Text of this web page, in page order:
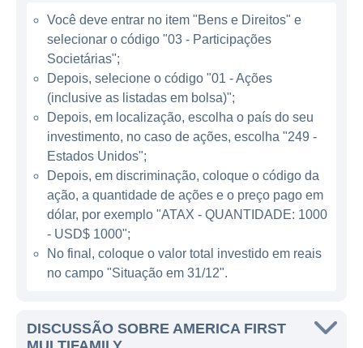
empreendimentos imobiliários, enquanto
gera retornos para seus investidores. Sua
operação é centrada em criar um impacto
positivo nas comunidades, com foco em
atender a necessidades habitacionais de
diversas faixas de renda.
ATUAÇÃO DA AMERICA FIRST
MULTIFAMILY
O setor de atuação da America First
Multifamily é bastante específico, já que se
concentra em empreendimentos
em diversas regiões dos Estados Unidos,
focando em áreas com grande demanda por
Você deve entrar no item "Bens e Direitos" e
selecionar o código "03 - Participações
Societárias";
Depois, selecione o código "01 - Ações
(inclusive as listadas em bolsa)";
Depois, em localização, escolha o país do seu
investimento, no caso de ações, escolha "249 -
Estados Unidos";
Depois, em discriminação, coloque o código da
ação, a quantidade de ações e o preço pago em
dólar, por exemplo "ATAX - QUANTIDADE: 1000
- USD$ 1000";
No final, coloque o valor total investido em reais
no campo "Situação em 31/12".
DISCUSSÃO SOBRE AMERICA FIRST